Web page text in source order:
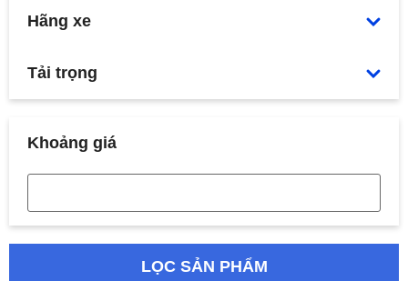
Hãng xe
Tải trọng
Khoảng giá
LỌC SẢN PHẨM